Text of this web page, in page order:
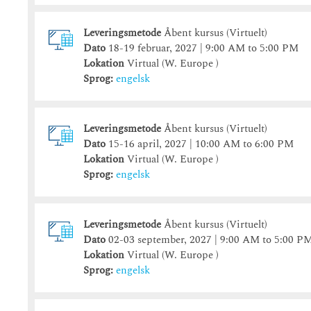
LeveringsmetodeÅbent kursus (Virtuelt)
Dato 18-19 februar, 2027 | 9:00 AM to 5:00 PM
LokationVirtual (W. Europe )
Sprog:engelsk
LeveringsmetodeÅbent kursus (Virtuelt)
Dato 15-16 april, 2027 | 10:00 AM to 6:00 PM
LokationVirtual (W. Europe )
Sprog:engelsk
LeveringsmetodeÅbent kursus (Virtuelt)
Dato02-03 september, 2027 | 9:00 AM to 5:00
LokationVirtual (W. Europe )
Sprog:engelsk